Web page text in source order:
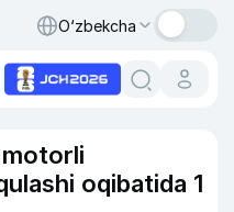
O‘zbekcha
oqibatida 1